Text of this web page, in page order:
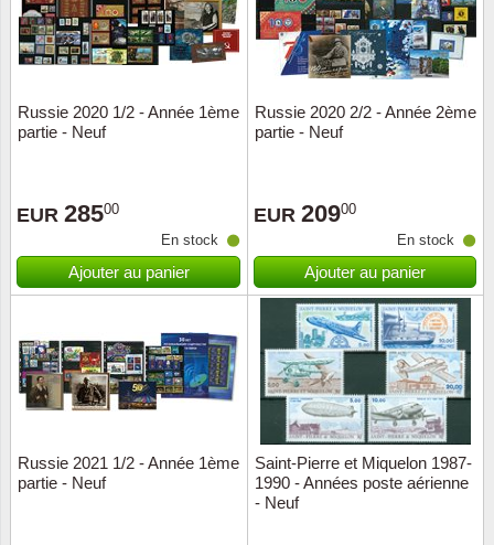
Russie 2020 1/2 - Année 1ème
partie - Neuf
EUR 28500
En stock
Ajouter au panier
Russie 2020 2/2 - Année 2ème
partie - Neuf
EUR 20900
En stock
Ajouter au panier
Russie 2021 1/2 - Année 1ème
partie - Neuf
Saint-Pierre et Miquelon 1987-
1990 - Années poste aérienne
- Neuf
Saint-
Sport